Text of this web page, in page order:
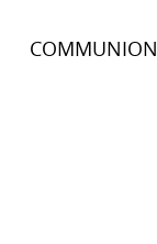
COMMUNION